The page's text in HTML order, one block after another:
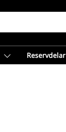
Reservdelar